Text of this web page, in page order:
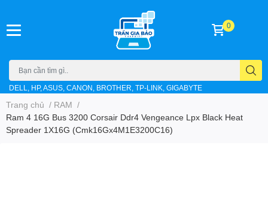
DELL, HP, ASUS, CANON, BROTHER, TP-LINK, GIGABYTE
0
Trang chủ / RAM /
Ram 4 16G Bus 3200 Corsair Ddr4 Vengeance Lpx Black Heat
Spreader 1X16G (Cmk16Gx4M1E3200C16)